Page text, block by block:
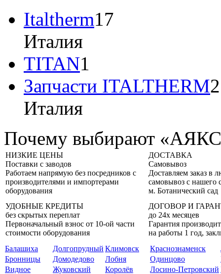
Italtherm17
Италия
TITAN1
Запчасти ITALTHERM2
Италия
Почему выбирают
НИЗКИЕ ЦЕНЫ
Поставки с заводов
Работаем напрямую без посредников с
производителями и импортерами
оборудования
ДОСТАВКА
Самовывоз
Доставляем заказ в
самовывоз с нашего
м. Ботанический сад
УДОБНЫЕ КРЕДИТЫ
без скрытых переплат
Первоначальный взнос от 10-ой части
стоимости оборудования
ДОГОВОР И
до 24х месяцев
Гарантия
на работы 1 год,
Балашиха
Долгопрудный Климовск Краснознаменск
Бронницы
Домодедово Лобня Одинцово
Видное
Жуковский Королёв Лосино-Петровский